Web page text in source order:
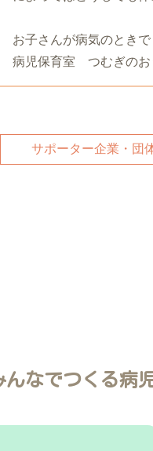
お子さんが病気のとき
病児保育室 つむぎのお
サポーター企業・団
んなでつくる病